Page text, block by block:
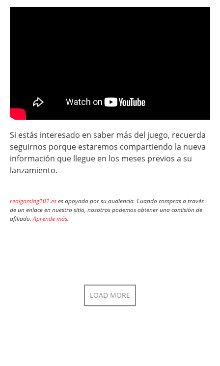
Si estás interesado en saber más del juego, recuerda
seguirnos porque estaremos compartiendo la nueva
información que llegue en los meses previos a su
lanzamiento.
realgaming101.eses apoyado por su audiencia. Cuando compras a través
de un enlace en nuestro sitio, nosotros podemos obtener una comisión de
afiliado.Aprende más.
LOAD MORE